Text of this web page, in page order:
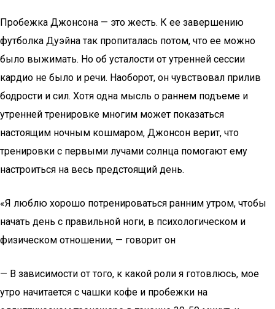
Пробежка Джонсона — это жесть. К ее завершению
футболка Дуэйна так пропиталась потом, что ее можно
было выжимать. Но об усталости от утренней сессии
кардио не было и речи. Наоборот, он чувствовал прилив
бодрости и сил. Хотя одна мысль о раннем подъеме и
утренней тренировке многим может показаться
настоящим ночным кошмаром, Джонсон верит, что
тренировки с первыми лучами солнца помогают ему
настроиться на весь предстоящий день.
«Я люблю хорошо потренироваться ранним утром, чтобы
начать день с правильной ноги, в психологическом и
физическом отношении, — говорит он
— В зависимости от того, к какой роли я готовлюсь, мое
утро начитается с чашки кофе и пробежки на